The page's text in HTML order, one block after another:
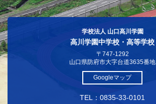
学校法人 山口高川学園
高川学園中学校・高等学校
〒747-1292
山口県防府市大字台道3635番地
Googleマップ
TEL：0835-33-0101